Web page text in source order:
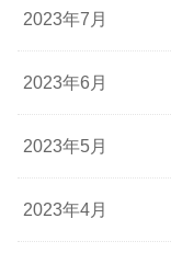
2023年7月
2023年6月
2023年5月
2023年4月